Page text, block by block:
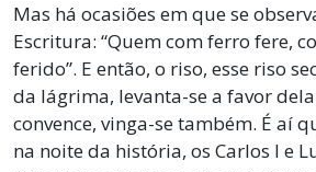
Mas há ocasiões em que se
Escritura: “Quem com ferro fere,
ferido”. E então, o riso, esse riso
da lágrima, levanta-se a favor
convence, vinga-se também. É aí
na noite da história, os Carlos I e